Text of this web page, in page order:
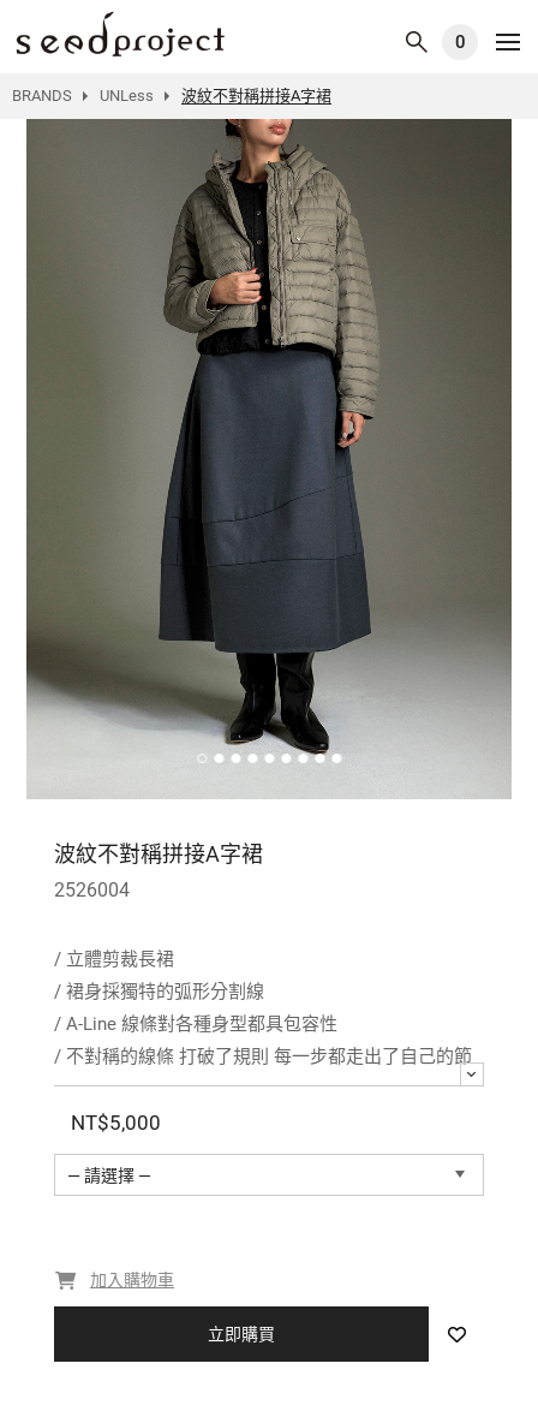
0
BRANDS UNLess 波紋不對稱拼接A字裙
波紋不對稱拼接A字裙
2526004
/ 立體剪裁長裙
/ 裙身採獨特的弧形分割線
/ A-Line 線條對各種身型都具包容性
/ 不對稱的線條 打破了規則 每一步都走出了自己的節
奏與優雅
NT$5,000
— 請選擇 —
加入購物車
立即購買